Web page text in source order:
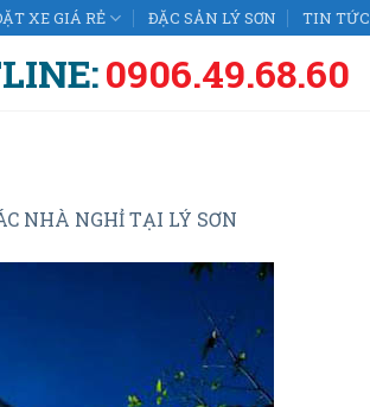
XE GIÁ RẺ ĐẶC SẢN LÝ SƠN TIN TỨC
0906.49.68.60
NHÀ NGHỈ TẠI LÝ SƠN